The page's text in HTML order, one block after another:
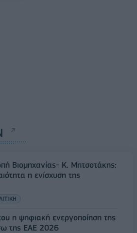
Βιομηχανίας- Κ. Μητσοτάκης:
η ενίσχυση της
η ψηφιακή ενεργοποίηση της
της ΕΑΕ 2026